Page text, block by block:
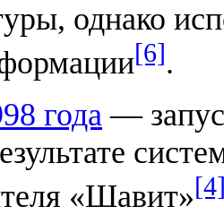
однако
[6].
года —
«Шавит»